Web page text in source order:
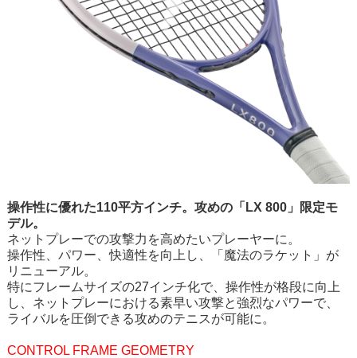
操作性に優れた110平方インチ。攻めの「LX 800」限定モ
デル。
ネットプレーでの攻撃力を高めたいプレーヤーに。
操作性、パワー、快適性を向上し、「魔法のラケット」が
リニューアル。
特にフレームサイズの27インチ化で、操作性が格段に向上
し、ネットプレーにおける素早い攻撃と強烈なパワーで、
ライバルを圧倒できる攻めのテニスが可能に。
CONTROL FRAME GEOMETRY